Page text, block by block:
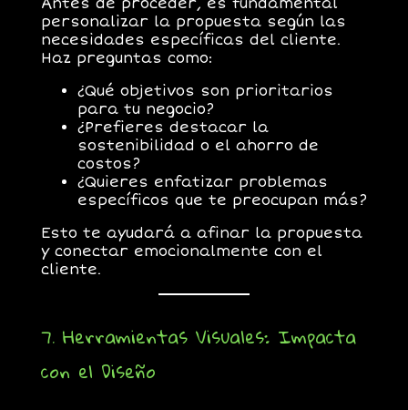
Antes de proceder, es fundamental
personalizar la propuesta según las
necesidades específicas del cliente.
Haz preguntas como:
¿Qué objetivos son prioritarios
para tu negocio?
¿Prefieres destacar la
sostenibilidad o el ahorro de
costos?
¿Quieres enfatizar problemas
específicos que te preocupan más?
Esto te ayudará a afinar la propuesta
y conectar emocionalmente con el
cliente.
7. Herramientas Visuales: Impacta
con el Diseño